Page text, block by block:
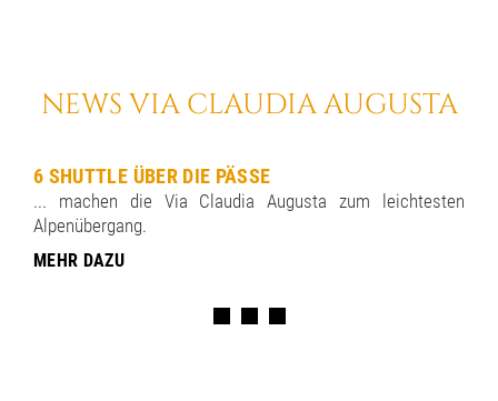
NEWS VIA CLAUDIA AUGUSTA
6 SHUTTLE ÜBER DIE PÄSSE
... machen die Via Claudia Augusta zum leichtesten
Alpenübergang.
MEHR DAZU